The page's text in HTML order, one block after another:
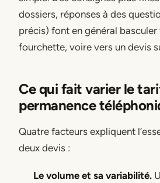
dossiers, réponses à des
précis) font en général basculer
fourchette, voire vers un devis
Ce qui fait varier le
permanence
Quatre facteurs expliquent
deux devis :
Le volume et sa variabilité.